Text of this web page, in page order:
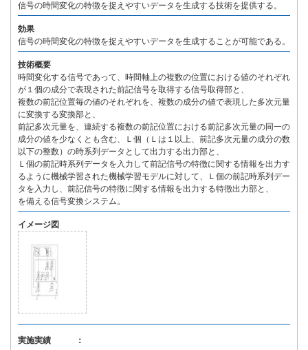
信号の時間変化の特徴を捉えやすいデータを生成する技術を提供する。
効果
信号の時間変化の特徴を捉えやすいデータを生成することが可能である。
技術概要
時間変化する信号であって、時間軸上の複数の位置における値のそれぞれ
が１個の成分で表現された前記信号を取得する信号取得部と、
複数の前記位置毎の値のそれぞれを、複数の成分の値で表現した多次元量
に変換する変換部と、
前記多次元量を、連続する複数の前記位置における前記多次元量の同一の
成分の値を少なくとも含む、Ｌ個（Ｌは１以上、前記多次元量の成分の数
以下の整数）の時系列データとして出力する出力部と、
Ｌ個の前記時系列データを入力して前記信号の特徴に関する情報を出力す
るように機械学習された機械学習モデルに対して、Ｌ個の前記時系列デー
タを入力し、前記信号の特徴に関する情報を出力する特徴出力部と、
を備える信号変換システム。
イメージ図
実施実績 ：